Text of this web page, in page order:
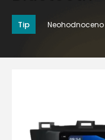
Tip
Průměrné
je
Neohodnoceno